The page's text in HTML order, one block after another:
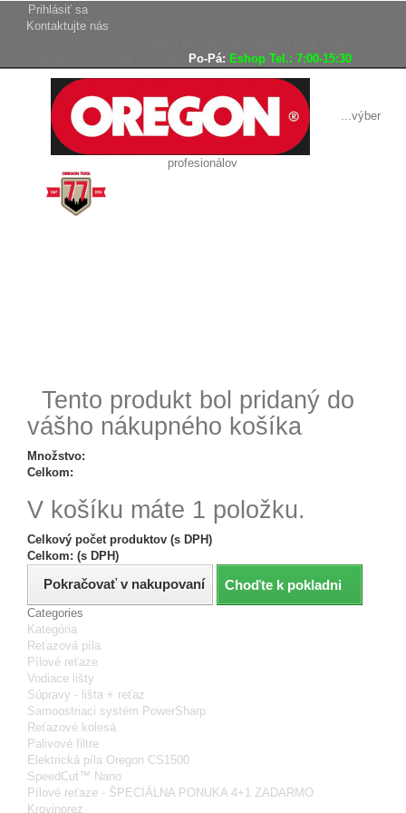
Prihlásiť sa
Kontaktujte nás
Po-Pá: Eshop Tel.: 7:00-15:30
...výber
profesionálov
Tento produkt bol pridaný do
vášho nákupného košíka
Množstvo:
Celkom:
V košíku máte 1 položku.
Celkový počet produktov (s DPH)
Celkom: (s DPH)
Pokračovať v nakupovaní Choďte k pokladni
Categories
Kategória
Reťazová píla
Pílové reťaze
Vodiace lišty
Súpravy - lišta + reťaz
Samoostriaci systém PowerSharp
Reťazové kolesá
Palivové filtre
Elektrická píla Oregon CS1500
SpeedCut™ Nano
Pílové reťaze - ŠPECIÁLNA PONUKA 4+1 ZADARMO
Krovinorez